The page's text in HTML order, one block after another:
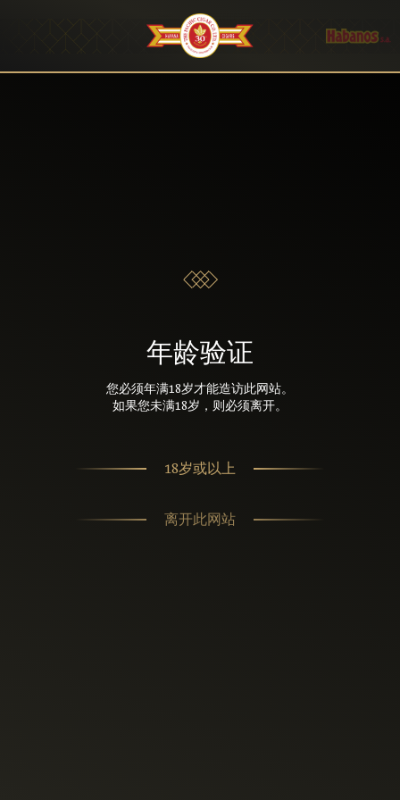
年龄验证
您必须年满18岁才能造访此网站。
如果您未满18岁，则必须离开。
离开此网站
18岁或以上